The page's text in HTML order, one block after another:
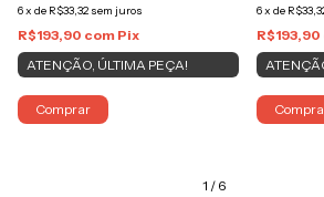
6x de R$33,32 sem juros
R$193,90 com Pix
ATENÇÃO, ÚLTIMA PEÇA!
Comprar
6x de
R$193,90
1 / 6